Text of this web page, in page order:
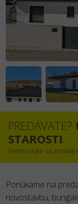
PREDÁVATE?
STAROSTI
Nestresujte sa, predaj
Ponúkame na
novostavbu,